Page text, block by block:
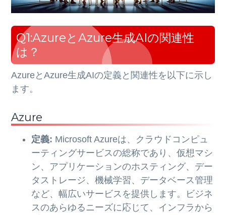
Q1:AzureとAzure生成AIの関連性
は？
AzureとAzure生成AIの定義と関連性を以下に示し
ます。
Azure
定義: Microsoft Azureは、クラウドコンピュ
ーティングサービスの総称であり、仮想マシ
ン、アプリケーションのホスティング、デー
タストレージ、機械学習、データベース管理
など、幅広いサービスを提供します。ビジネ
スのあらゆるニーズに応じて、インフラから